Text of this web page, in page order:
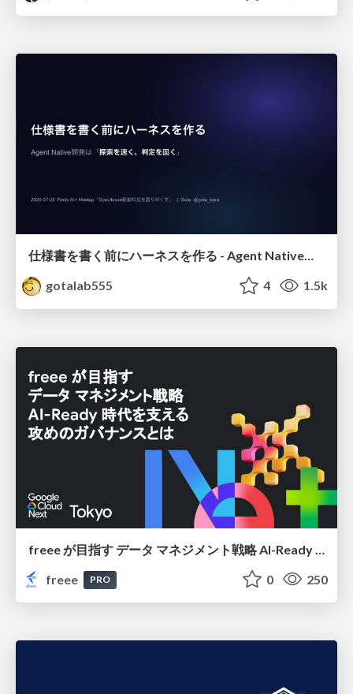
仕様書を書く前にハーネスを作る - Agent Native開発は「探索を速く、判定を固く」
gotalab555
4 1.5k
freee
PRO 0 250